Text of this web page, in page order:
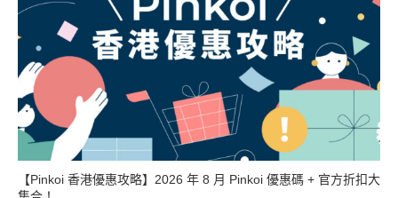
【Pinkoi 香港優惠攻略】2026 年 8 月 Pinkoi 優惠碼 + 官方折扣大